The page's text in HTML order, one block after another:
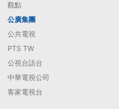
觀點
公廣集團
公共電視
PTS TW
公視台語台
中華電視公司
客家電視台